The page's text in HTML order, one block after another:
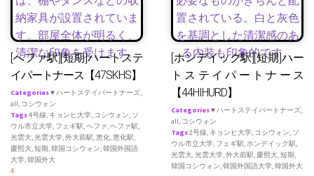
[へファ駅][短期]ハートステ
イパートナース【47SKHS】
Categories♥ ハートステイパートナーズ,
all, コシウォン
Tags4号線, キョンヒ大学, コシウォン, ソ
ウル市立大学, フェギ駅,ヘファ,ヘファ駅,
光雲大,光雲大学,外大前駅,恵化,恵化駅,
慶熙大,短期,韓国コシウォン,韓国外国語
大学,韓国外大
4
[ホンデイック駅][短期]ハー
トステイパートナース
【44HIHURD】
Categories♥ ハートステイパートナーズ,
all, コシウォン
Tags2号線, キョンヒ大学, コシウォン, ソ
ウル市立大学, フェギ駅,ホンデイック駅,
光雲大,光雲大学,外大前駅, 慶熙大,短期,
韓国コシウォン,韓国外国語大学,韓国外大